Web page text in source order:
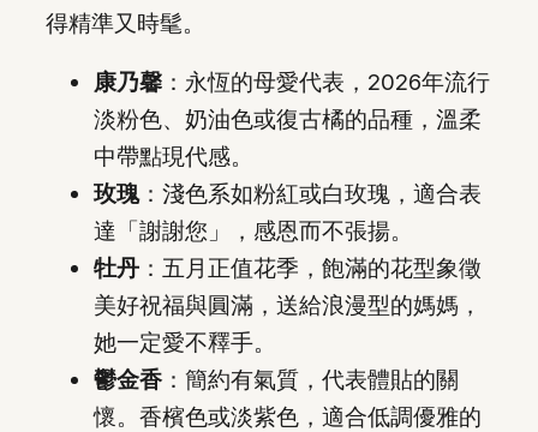
得精準又時髦。
康乃馨 ：永恆的母愛代表，2026年流行
淡粉色、奶油色或復古橘的品種，溫柔
中帶點現代感。
玫瑰：淺色系如粉紅或白玫瑰，適合表
達「謝謝您」，感恩而不張揚。
牡丹 ：五月正值花季，飽滿的花型象徵
美好祝福與圓滿，送給浪漫型的媽媽，
她一定愛不釋手。
鬱金香：簡約有氣質，代表體貼的關
懷。香檳色或淡紫色，適合低調優雅的